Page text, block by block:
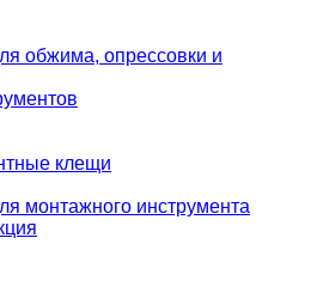
обжима, опрессовки и
клещи
монтажного инструмента